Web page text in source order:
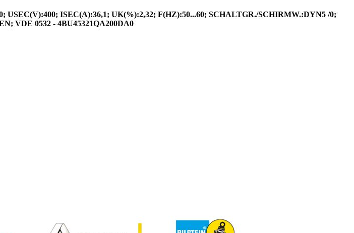
ISEC(A):36,1; UK(%):2,32; F(HZ):50...60; SCHALTGR./SCHIRMW.:DYN5 /0;
VDE 0532 - 4BU45321QA200DA0